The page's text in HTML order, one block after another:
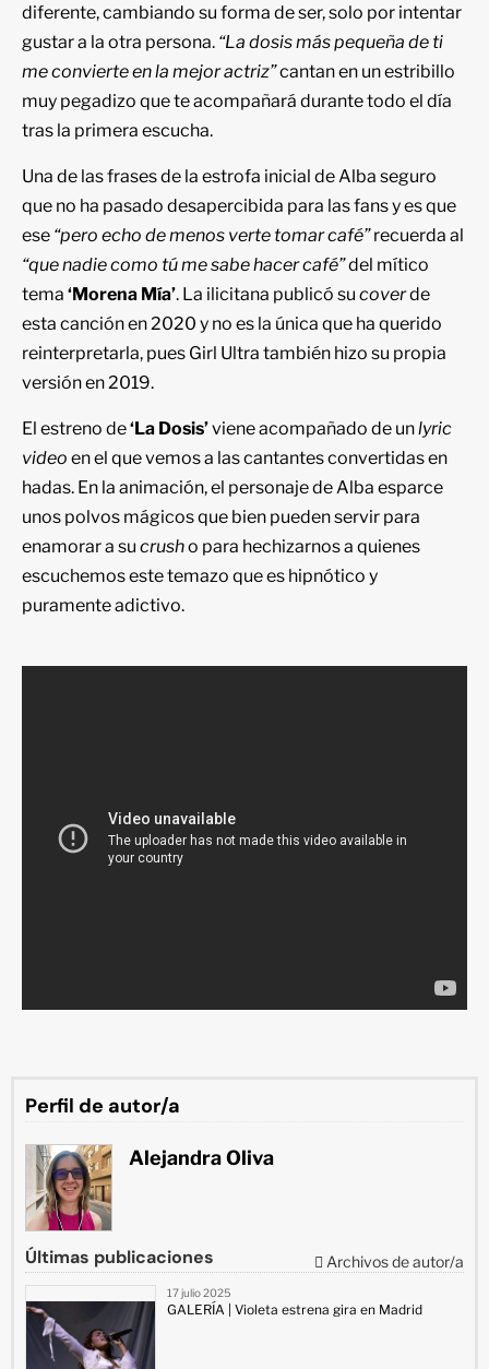
diferente, cambiando su forma de ser, solo por intentar
gustar a la otra persona. “La dosis más pequeña de ti
me convierte en la mejor actriz”cantan en un estribillo
muy pegadizo que te acompañará durante todo el día
tras la primera escucha.
Una de las frases de la estrofa inicial de Alba seguro
que no ha pasado desapercibida para las fans y es que
ese “pero echo de menos verte tomar café”recuerda al
“que nadie como tú me sabe hacer café”del mítico
tema ‘Morena Mía’. La ilicitana publicó su coverde
esta canción en 2020 y no es la única que ha querido
reinterpretarla, pues Girl Ultra también hizo su propia
versión en 2019.
El estreno de‘La Dosis’viene acompañado de unlyric
video en el que vemos a las cantantes convertidas en
hadas. En la animación, el personaje de Alba esparce
unos polvos mágicos que bien pueden servir para
enamorar a su crusho para hechizarnos a quienes
escuchemos este temazo que es hipnótico y
puramente adictivo.
Perfil de autor/a
Alejandra Oliva
Últimas publicaciones Archivos de autor/a
17 julio 2025
GALERÍA | Violeta estrena gira en Madrid